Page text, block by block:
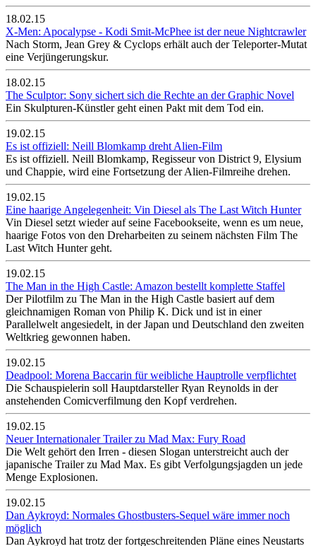
18.02.15
X-Men: Apocalypse - Kodi Smit-McPhee ist der neue Nightcrawler
Nach Storm, Jean Grey & Cyclops erhält auch der Teleporter-Mutat
eine Verjüngerungskur.
18.02.15
The Sculptor: Sony sichert sich die Rechte an der Graphic Novel
Ein Skulpturen-Künstler geht einen Pakt mit dem Tod ein.
19.02.15
Es ist offiziell: Neill Blomkamp dreht Alien-Film
Es ist offiziell. Neill Blomkamp, Regisseur von District 9, Elysium
und Chappie, wird eine Fortsetzung der Alien-Filmreihe drehen.
19.02.15
Eine haarige Angelegenheit: Vin Diesel als The Last Witch Hunter
Vin Diesel setzt wieder auf seine Facebookseite, wenn es um neue,
haarige Fotos von den Dreharbeiten zu seinem nächsten Film The
Last Witch Hunter geht.
19.02.15
The Man in the High Castle: Amazon bestellt komplette Staffel
Der Pilotfilm zu The Man in the High Castle basiert auf dem
gleichnamigen Roman von Philip K. Dick und ist in einer
Parallelwelt angesiedelt, in der Japan und Deutschland den zweiten
Weltkrieg gewonnen haben.
19.02.15
Deadpool: Morena Baccarin für weibliche Hauptrolle verpflichtet
Die Schauspielerin soll Hauptdarsteller Ryan Reynolds in der
anstehenden Comicverfilmung den Kopf verdrehen.
19.02.15
Neuer Internationaler Trailer zu Mad Max: Fury Road
Die Welt gehört den Irren - diesen Slogan unterstreicht auch der
japanische Trailer zu Mad Max. Es gibt Verfolgungsjagden un jede
Menge Explosionen.
19.02.15
Dan Aykroyd: Normales Ghostbusters-Sequel wäre immer noch
möglich
Dan Aykroyd hat trotz der fortgeschreitenden Pläne eines Neustarts